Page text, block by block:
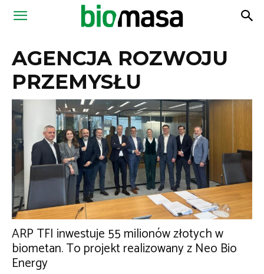
Magazyn
AGENCJA ROZWOJU
PRZEMYSŁU
ARP TFI inwestuje 55 milionów złotych w
biometan. To projekt realizowany z Neo Bio
Energy